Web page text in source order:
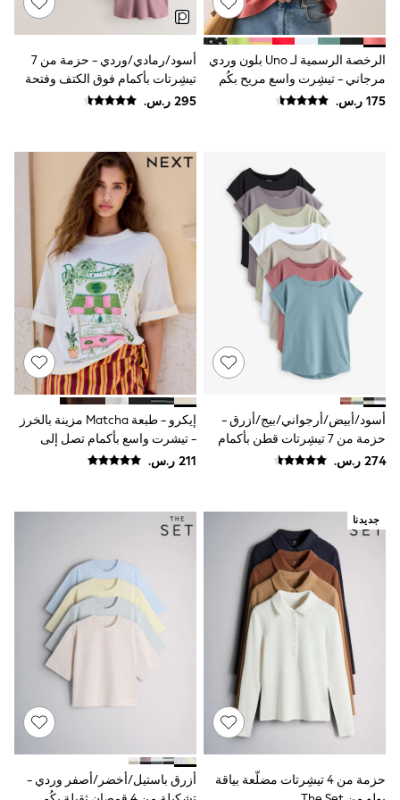
Smiggle
Eastpak
Bags & Backpacks
Caps
Belts
Jumpers
Bags & Backpacks
Lunchboxes
Caps
Bags
Blouses
Shirts
Polo Shirts
GIRLS
E-Gift Card
New In from Next
3-5 years
12-14 years
15+ years
All Clothing
Jumpsuits & Playsuits
All Girl's New In
Kid's Top Picks
Top & Bottom Sets
Summer Dresses
Polka Dots
Knitwear
Nightwear & Pyjamas
Occasionwear
Pants & Leggings
Sets & Outfits
Shirts & Blouses
Shorts & Skirts
الرخصة الرسمية لـ Uno بلون وردي
مرجاني - تيشِرت واسع مريح بكُم
يصل إلى الكوع وياقة بحافة
أسود/رمادي/وردي - حزمة من 7
تيشِرتات بأكمام فوق الكتف وفتحة
رقبة حرف V
أسود/أبيض/أرجواني/بيج/أزرق -
حزمة من 7 تيشِرتات قطن بأكمام
فوق الكتف
إيكرو - طبعة Matcha مزينة بالخرز
- تيشرت واسع بأكمام تصل إلى
الكوع وياقة مستديرة
جديدنا
حزمة من 4 تيشِرتات مضلَّعة بياقة
أزرق باستيل/أخضر/أصفر وردي -